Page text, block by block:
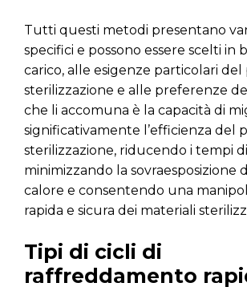
Tutti questi metodi presentano
specifici e possono essere scelti in
carico, alle esigenze particolari del
sterilizzazione e alle preferenze
che li accomuna è la capacità di
significativamente l’efficienza del
sterilizzazione, riducendo i tempi
minimizzando la sovraesposizione
calore e consentendo una
rapida e sicura dei materiali
Tipi di cicli di
raffreddamento